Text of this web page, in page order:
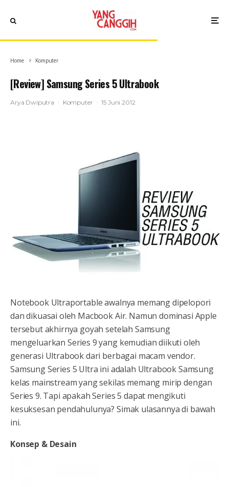
Home Komputer
[Review] Samsung Series 5 Ultrabook
Arya Dwiputra · Komputer · 15 Juni 2012
Notebook Ultraportable awalnya memang dipelopori
dan dikuasai oleh Macbook Air. Namun dominasi Apple
tersebut akhirnya goyah setelah Samsung
mengeluarkan Series 9 yang kemudian diikuti oleh
generasi Ultrabook dari berbagai macam vendor.
Samsung Series 5 Ultra ini adalah Ultrabook Samsung
kelas mainstream yang sekilas memang mirip dengan
Series 9. Tapi apakah Series 5 dapat mengikuti
kesuksesan pendahulunya? Simak ulasannya di bawah
ini.
Konsep & Desain